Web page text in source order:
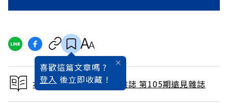
喜歡這篇文章嗎 ?
登入 後立即收藏 !
本文出自 1995 / 3月號雜誌 第105期遠見雜誌